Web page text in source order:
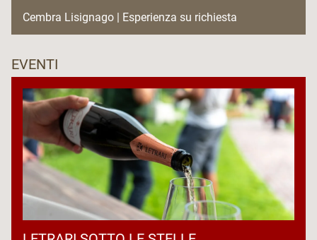
Cembra Lisignago | Esperienza su richiesta
EVENTI